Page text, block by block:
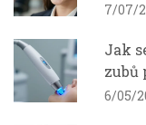
7/07/
Jak
zubů
6/05/